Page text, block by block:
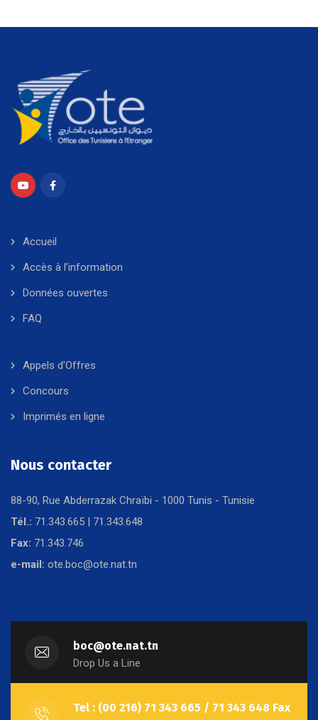
Accueil
Accès à l’information
Données ouvertes
FAQ
Appels d’Offres
Concours
Imprimés en ligne
Nous contacter
88-90, Rue Abderrazak Chraïbi - 1000 Tunis - Tunisie
Tél.: 71.343.665 | 71.343.648
Fax: 71.343.746
e-mail: ote.boc@ote.nat.tn
boc@ote.nat.tn
Drop Us a Line
Tel : (00 216) 71 343 665 / 71 343 648 Fax